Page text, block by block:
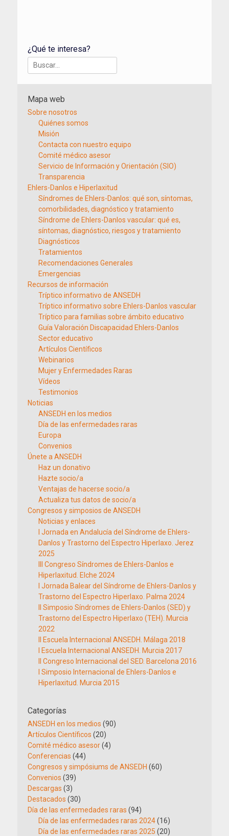
¿Qué te interesa?
Buscar:
Mapa web
Sobre nosotros
Quiénes somos
Misión
Contacta con nuestro equipo
Comité médico asesor
Servicio de Información y Orientación (SIO)
Transparencia
Ehlers-Danlos e Hiperlaxitud
Síndromes de Ehlers-Danlos: qué son, síntomas,
comorbilidades, diagnóstico y tratamiento
Síndrome de Ehlers-Danlos vascular: qué es,
síntomas, diagnóstico, riesgos y tratamiento
Diagnósticos
Tratamientos
Recomendaciones Generales
Emergencias
Recursos de información
Tríptico informativo de ANSEDH
Tríptico informativo sobre Ehlers-Danlos vascular
Tríptico para familias sobre ámbito educativo
Guía Valoración Discapacidad Ehlers-Danlos
Sector educativo
Artículos Científicos
Webinarios
Mujer y Enfermedades Raras
Vídeos
Testimonios
Noticias
ANSEDH en los medios
Día de las enfermedades raras
Europa
Convenios
Únete a ANSEDH
Haz un donativo
Hazte socio/a
Ventajas de hacerse socio/a
Actualiza tus datos de socio/a
Congresos y simposios de ANSEDH
Noticias y enlaces
I Jornada en Andalucía del Síndrome de Ehlers-
Danlos y Trastorno del Espectro Hiperlaxo. Jerez
2025
III Congreso Síndromes de Ehlers-Danlos e
Hiperlaxitud. Elche 2024
I Jornada Balear del Síndrome de Ehlers-Danlos y
Trastorno del Espectro Hiperlaxo. Palma 2024
II Simposio Síndromes de Ehlers-Danlos (SED) y
Trastorno del Espectro Hiperlaxo (TEH). Murcia
2022
II Escuela Internacional ANSEDH. Málaga 2018
I Escuela Internacional ANSEDH. Murcia 2017
II Congreso Internacional del SED. Barcelona 2016
I Simposio Internacional de Ehlers-Danlos e
Hiperlaxitud. Murcia 2015
Categorías
ANSEDH en los medios (90)
Artículos Científicos (20)
Comité médico asesor(4)
Conferencias (44)
Congresos y simpósiums de ANSEDH (60)
Convenios (39)
Descargas (3)
Destacados (30)
Día de las enfermedades raras (94)
Día de las enfermedades raras 2024(16)
Día de las enfermedades raras 2025 (20)